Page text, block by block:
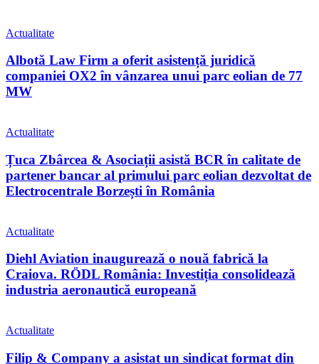
Actualitate
Albotă Law Firm a oferit asistență juridică
companiei OX2 în vânzarea unui parc eolian de 77
MW
Actualitate
Țuca Zbârcea & Asociații asistă BCR în calitate de
partener bancar al primului parc eolian dezvoltat de
Electrocentrale Borzești în România
Actualitate
Diehl Aviation inaugurează o nouă fabrică la
Craiova. RÖDL România: Investiția consolidează
industria aeronautică europeană
Actualitate
Filip & Company a asistat un sindicat format din